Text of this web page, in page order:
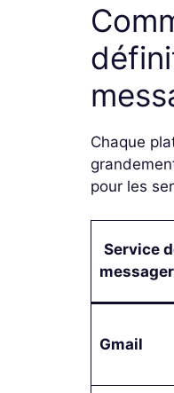
Chaque
pour les
Service
Gmail